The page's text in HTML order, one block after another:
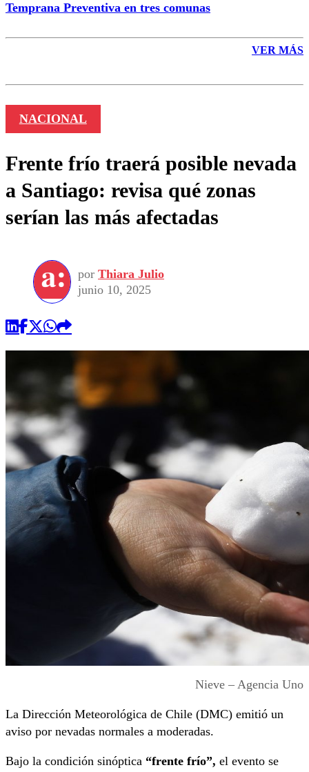
Temprana Preventiva en tres comunas
VER MÁS
NACIONAL
Frente frío traerá posible nevada
a Santiago: revisa qué zonas
serían las más afectadas
por Thiara Julio
junio 10, 2025
Nieve – Agencia Uno
La Dirección Meteorológica de Chile (DMC) emitió un
aviso por nevadas normales a moderadas.
Bajo la condición sinóptica “frente frío”, el evento se